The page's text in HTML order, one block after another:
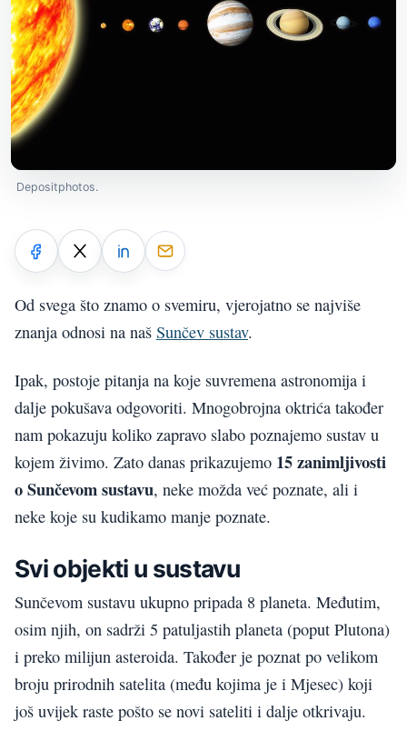
Depositphotos.
Od svega što znamo o svemiru, vjerojatno se najviše
znanja odnosi na naš Sunčev sustav.
Ipak, postoje pitanja na koje suvremena astronomija i
dalje pokušava odgovoriti. Mnogobrojna oktrića također
nam pokazuju koliko zapravo slabo poznajemo sustav u
kojem živimo. Zato danas prikazujemo 15 zanimljivosti
oSunčevomsustavu, neke možda već poznate, ali i
neke koje su kudikamo manje poznate.
Sviobjekti u sustavu
Sunčevom sustavu ukupno pripada 8 planeta. Međutim,
osim njih, on sadrži 5 patuljastih planeta (poput Plutona)
i preko milijun asteroida. Također je poznat po velikom
broju prirodnih satelita (među kojima je i Mjesec) koji
još uvijek raste pošto se novi sateliti i dalje otkrivaju.